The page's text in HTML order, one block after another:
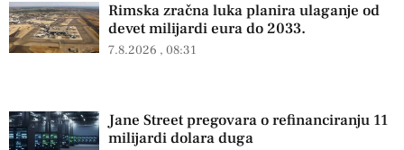
Rimska zračna luka planira ulaganje od
devet milijardi eura do 2033.
7.8.2026 08:31
Jane Street pregovara o refinanciranju 11
milijardi dolara duga